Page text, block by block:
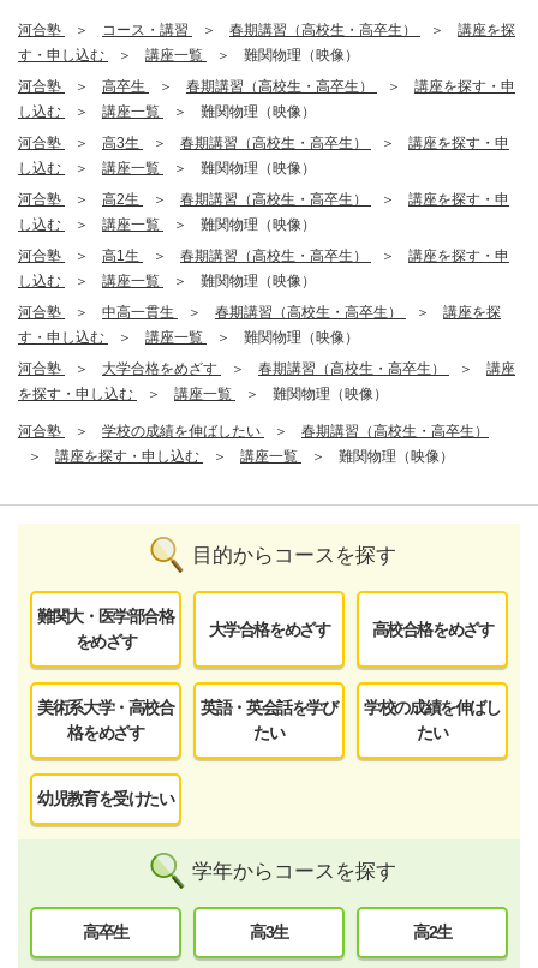
河合塾 コース・講習 春期講習（高校生・高卒生）
講座を探
す・申し込む
講座一覧
難関物理（映像）
河合塾
高卒生 春期講習（高校生・高卒生）
講座を探す・申
し込む
講座一覧
難関物理（映像）
河合塾
高3生 春期講習（高校生・高卒生）
講座を探す・申
し込む
講座一覧
難関物理（映像）
河合塾
高2生 春期講習（高校生・高卒生）
講座を探す・申
し込む
講座一覧
難関物理（映像）
河合塾
高1生 春期講習（高校生・高卒生）
講座を探す・申
し込む
講座一覧
難関物理（映像）
河合塾
中高一貫生 春期講習（高校生・高卒生）
講座を探
す・申し込む
講座一覧
難関物理（映像）
河合塾
大学合格をめざす 春期講習（高校生・高卒生）
講座
を探す・申し込む
講座一覧 難関物理（映像）
河合塾 学校の成績を伸ばしたい
春期講習（高校生・高卒生）
講座を探す・申し込む
講座一覧 難関物理（映像）
目的からコースを探す
難関大・医学部合格
をめざす
大学合格をめざす 高校合格をめざす
美術系大学・高校合
格をめざす
英語・英会話を学び
たい
学校の成績を伸ばし
たい
幼児教育を受けたい
学年からコースを探す
高卒生 高3生 高2生